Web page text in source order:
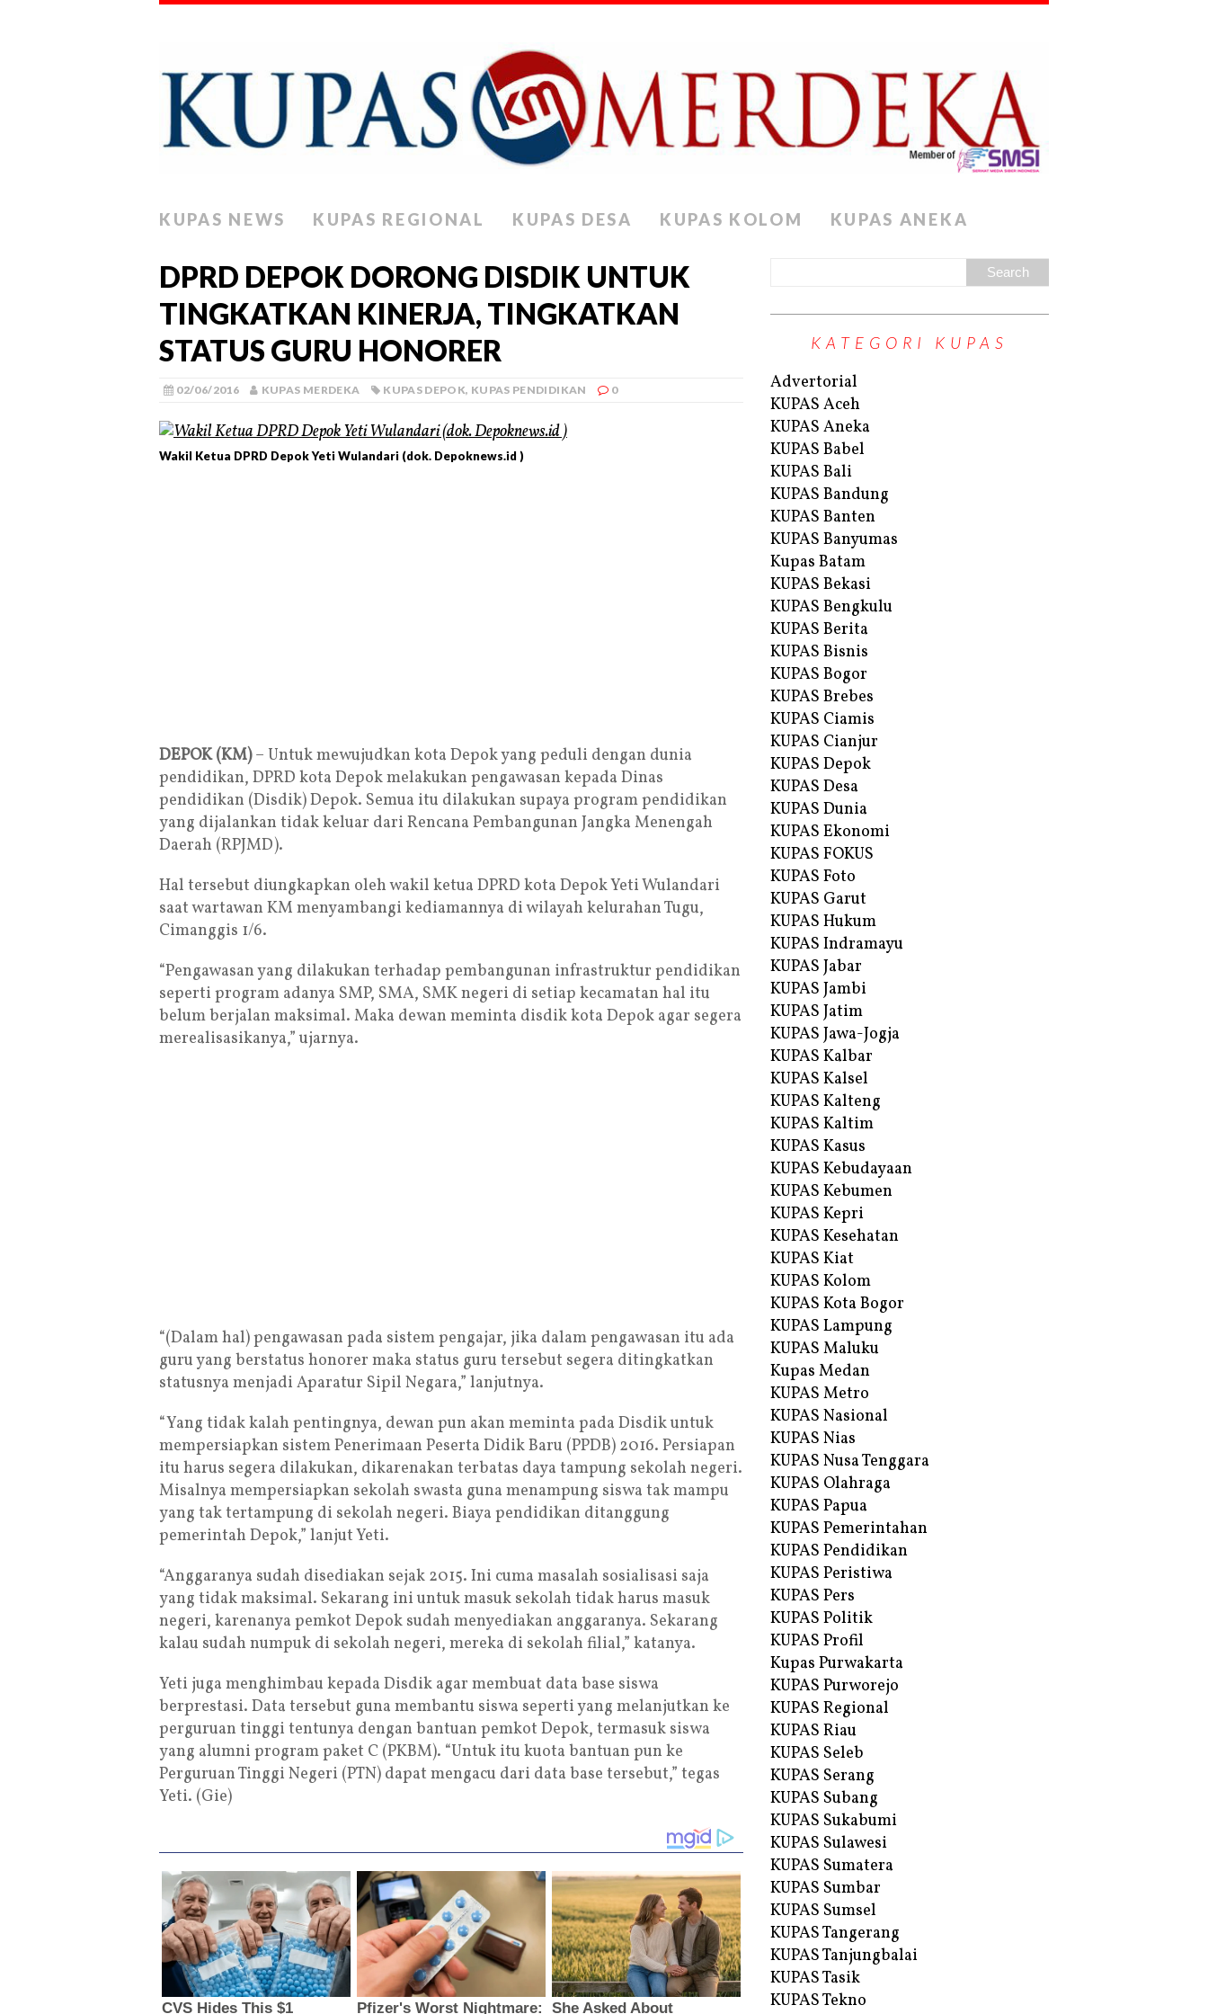
KUPAS NEWS KUPAS REGIONAL KUPAS DESA KUPAS KOLOM KUPAS ANEKA
DPRD DEPOK DORONG DISDIK UNTUK
TINGKATKAN KINERJA, TINGKATKAN
STATUS GURU HONORER
02/06/2016 KUPAS MERDEKA KUPAS DEPOK, KUPAS PENDIDIKAN 0
Wakil Ketua DPRD Depok Yeti Wulandari (dok. Depoknews.id )
DEPOK (KM)– Untuk mewujudkan kota Depok yang peduli dengan dunia
pendidikan, DPRD kota Depok melakukan pengawasan kepada Dinas
pendidikan (Disdik) Depok. Semua itu dilakukan supaya program pendidikan
yang dijalankan tidak keluar dari Rencana Pembangunan Jangka Menengah
Daerah (RPJMD).
Hal tersebut diungkapkan oleh wakil ketua DPRD kota Depok Yeti Wulandari
saat wartawan KM menyambangi kediamannya di wilayah kelurahan Tugu,
Cimanggis 1/6.
“Pengawasan yang dilakukan terhadap pembangunan infrastruktur pendidikan
seperti program adanya SMP, SMA, SMK negeri di setiap kecamatan hal itu
belum berjalan maksimal. Maka dewan meminta disdik kota Depok agar segera
merealisasikanya,” ujarnya.
“(Dalam hal) pengawasan pada sistem pengajar, jika dalam pengawasan itu ada
guru yang berstatus honorer maka status guru tersebut segera ditingkatkan
statusnya menjadi Aparatur Sipil Negara,” lanjutnya.
“Yang tidak kalah pentingnya, dewan pun akan meminta pada Disdik untuk
mempersiapkan sistem Penerimaan Peserta Didik Baru (PPDB) 2016. Persiapan
itu harus segera dilakukan, dikarenakan terbatas daya tampung sekolah negeri.
Misalnya mempersiapkan sekolah swasta guna menampung siswa tak mampu
yang tak tertampung di sekolah negeri. Biaya pendidikan ditanggung
pemerintah Depok,” lanjut Yeti.
“Anggaranya sudah disediakan sejak 2015. Ini cuma masalah sosialisasi saja
yang tidak maksimal. Sekarang ini untuk masuk sekolah tidak harus masuk
negeri, karenanya pemkot Depok sudah menyediakan anggaranya. Sekarang
kalau sudah numpuk di sekolah negeri, mereka di sekolah filial,” katanya.
Yeti juga menghimbau kepada Disdik agar membuat data base siswa
berprestasi. Data tersebut guna membantu siswa seperti yang melanjutkan ke
perguruan tinggi tentunya dengan bantuan pemkot Depok, termasuk siswa
yang alumni program paket C (PKBM). “Untuk itu kuota bantuan pun ke
Perguruan Tinggi Negeri (PTN) dapat mengacu dari data base tersebut,” tegas
Yeti. (Gie)
KATEGORI KUPAS
Advertorial
KUPAS Aceh
KUPAS Aneka
KUPAS Babel
KUPAS Bali
KUPAS Bandung
KUPAS Banten
KUPAS Banyumas
Kupas Batam
KUPAS Bekasi
KUPAS Bengkulu
KUPAS Berita
KUPAS Bisnis
KUPAS Bogor
KUPAS Brebes
KUPAS Ciamis
KUPAS Cianjur
KUPAS Depok
KUPAS Desa
KUPAS Dunia
KUPAS Ekonomi
KUPAS FOKUS
KUPAS Foto
KUPAS Garut
KUPAS Hukum
KUPAS Indramayu
KUPAS Jabar
KUPAS Jambi
KUPAS Jatim
KUPAS Jawa-Jogja
KUPAS Kalbar
KUPAS Kalsel
KUPAS Kalteng
KUPAS Kaltim
KUPAS Kasus
KUPAS Kebudayaan
KUPAS Kebumen
KUPAS Kepri
KUPAS Kesehatan
KUPAS Kiat
KUPAS Kolom
KUPAS Kota Bogor
KUPAS Lampung
KUPAS Maluku
Kupas Medan
KUPAS Metro
KUPAS Nasional
KUPAS Nias
KUPAS Nusa Tenggara
KUPAS Olahraga
KUPAS Papua
KUPAS Pemerintahan
KUPAS Pendidikan
KUPAS Peristiwa
KUPAS Pers
KUPAS Politik
KUPAS Profil
Kupas Purwakarta
KUPAS Purworejo
KUPAS Regional
KUPAS Riau
KUPAS Seleb
KUPAS Serang
KUPAS Subang
KUPAS Sukabumi
KUPAS Sulawesi
KUPAS Sumatera
KUPAS Sumbar
KUPAS Sumsel
KUPAS Tangerang
KUPAS Tanjungbalai
KUPAS Tasik
KUPAS Tekno